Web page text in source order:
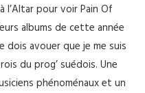
l’Altar pour voir Pain Of
albums de cette année
dois avouer que je me suis
du prog’ suédois. Une
phénoménaux et un